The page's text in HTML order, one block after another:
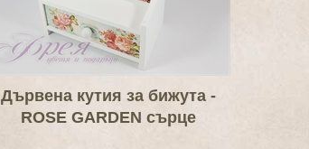
Дървена кутия за бижута -
ROSE GARDEN сърце